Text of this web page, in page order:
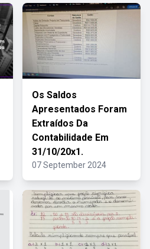
Os Saldos
Apresentados Foram
Extraídos Da
Contabilidade Em
31/10/20x1.
07 September 2024